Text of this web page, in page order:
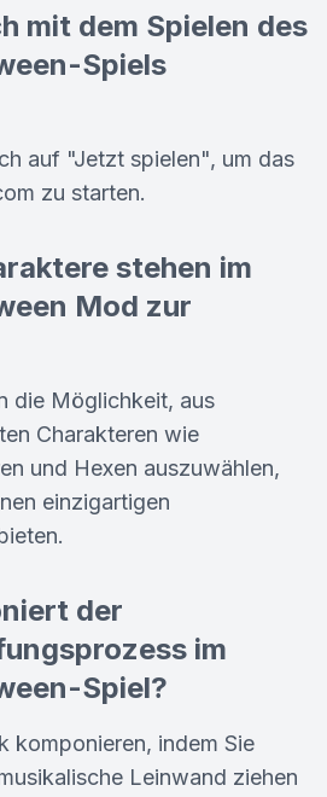
mit dem Spielen des
Spiels
auf "Jetzt spielen", um das
zu starten.
stehen im
Mod zur
die Möglichkeit, aus
Charakteren wie
und Hexen auszuwählen,
einzigartigen
der
im
Spiel?
komponieren, indem Sie
Leinwand ziehen